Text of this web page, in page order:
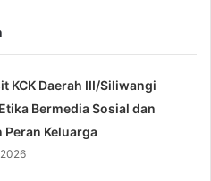
KCK Daerah III/Siliwangi
Bermedia Sosial dan
Peran Keluarga